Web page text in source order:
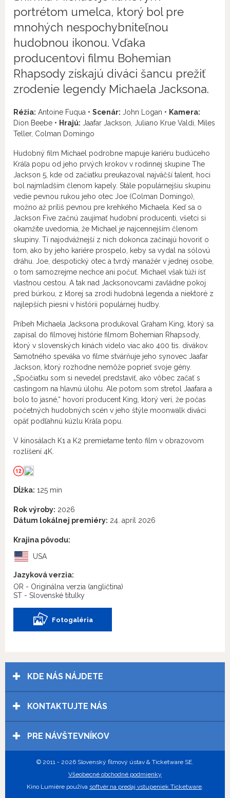
portrétom umelca, ktorý bol pre
mnohých nespochybniteľnou
hudobnou ikonou. Vďaka
producentovi filmu Bohemian
Rhapsody získajú diváci šancu prežiť
zrodenie legendy Michaela Jacksona.
Réžia: Antoine Fuqua • Scenár: John Logan • Kamera:
Dion Beebe • Hrajú: Jaafar Jackson, Juliano Krue Valdi, Miles
Teller, Colman Domingo
Hudobný film Michael podrobne mapuje kariéru budúceho
Kráľa popu od jeho prvých krokov v rodinnej skupine The
Jackson 5, kde od začiatku preukazoval najväčší talent, hoci
bol najmladším členom kapely. Stále populárnejšiu skupinu
vedie pevnou rukou jeho otec Joe (Colman Domingo),
možno až príliš pevnou pre krehkého Michaela. Keď sa o
Jackson Five začnú zaujímať hudobní producenti, všetci si
okamžite uvedomia, že Michael je najcennejším členom
skupiny. Tí najodvážnejší z nich dokonca začínajú hovoriť o
tom, ako by jeho kariére prospelo, keby sa vydal na sólovú
dráhu. Joe, despotický otec a tvrdý manažér v jednej osobe,
o tom samozrejme nechce ani počuť. Michael však túži ísť
vlastnou cestou. A tak nad Jacksonovcami zavládne pokoj
pred búrkou, z ktorej sa zrodí hudobná legenda a niektoré z
najlepších piesní v histórii populárnej hudby.
Príbeh Michaela Jacksona produkoval Graham King, ktorý sa
zapísal do filmovej histórie filmom Bohemian Rhapsody,
ktorý v slovenských kinách videlo viac ako 400 tis. divákov.
Samotného speváka vo filme stvárňuje jeho synovec Jaafar
Jackson, ktorý rozhodne nemôže poprieť svoje gény.
„Spočiatku som si nevedel predstaviť, ako vôbec začať s
castingom na hlavnú úlohu. Ale potom som stretol Jaafara a
bolo to jasné,“ hovorí producent King, ktorý verí, že počas
početných hudobných scén v jeho štýle moonwalk diváci
opäť podľahnú kúzlu Kráľa popu.
V kinosálach K1 a K2 premietame tento film v obrazovom
rozlíšení 4K.
Dĺžka: 125 min
Rok výroby: 2026
Dátum lokálnej premiéry: 24. apríl 2026
Krajina pôvodu:
USA
Jazyková verzia:
OR - Originálna verzia (angličtina)
ST - Slovenské titulky
Fotogaléria
KDE NÁS NÁJDETE
KONTAKTUJTE NÁS
PRE NÁVŠTEVNÍKOV
© 2011 - 2026 Slovenský filmový ústav & Ticketware SE.
Všeobecné obchodné podmienky
Kino Lumière používa softvér na predaj vstupeniek Ticketware